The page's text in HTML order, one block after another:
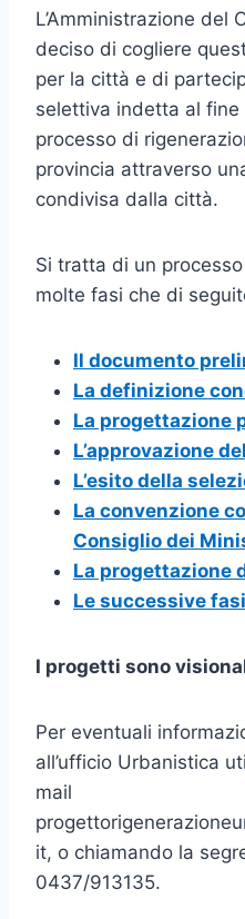
L’Amministrazione del
deciso di cogliere
per la città e di
selettiva indetta al
processo di
provincia attraverso
condivisa dalla città.
Si tratta di un
molte fasi che di
Il documento
La definizione
La progettazione
L’approvazione
L’esito della
La convenzione
Consiglio dei
La progettazione
Le successive fasi
I progetti sono
Per eventuali
all’ufficio Urbanistica
mail
it, o chiamando la
0437/913135.